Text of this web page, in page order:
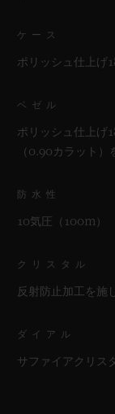
ケース
ポリッシュ仕上げ
ベゼル
ポリッシュ仕上げ
（0.90カラット
防水性
10気圧（100m）
クリスタル
反射防止加工を施
ダイアル
サファイアクリス